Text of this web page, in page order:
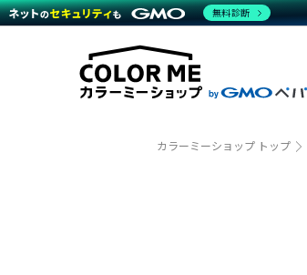
商材一覧を見る
機能一覧を見る
料金
プラン・料金一覧を見る
事例
運営サポート
サポート一覧を見る
カラーミーショップ トップ
無料診断